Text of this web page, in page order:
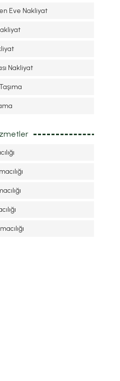
Eve Nakliyat
Nakliyat